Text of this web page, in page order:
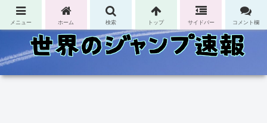
コンテンツへスキップ
メニュー ホーム 検索 トップ サイドバー コメント欄